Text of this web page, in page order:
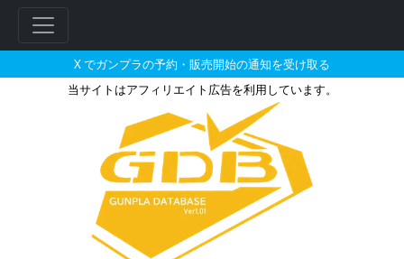
X でガンプラの予約・販売開始の通知を受け取る
当サイトはアフィリエイト広告を利用しています。
パステルホビーで2025年02月に